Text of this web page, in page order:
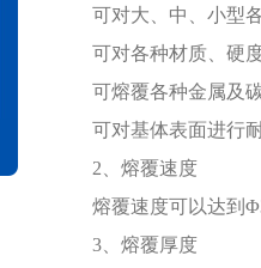
可对大、中、小型各
可对各种材质、硬度
可熔覆各种金属及碳
可对基体表面进行耐
2、熔覆速度
熔覆速度可以达到
3、熔覆厚度